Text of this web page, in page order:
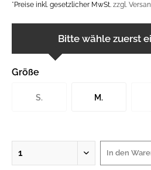
*Preise inkl. gesetzlicher MwSt. zzgl.
Bitte wähle zuerst
Größe
S. M.
In den